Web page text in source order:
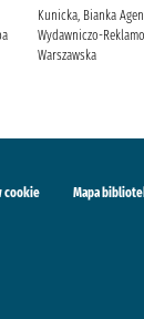
Kunicka, Bianka
Wydawniczo-
Warszawska
cookie Mapa